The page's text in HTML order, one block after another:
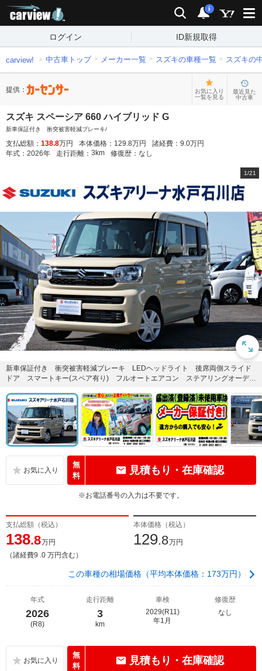
検索 通知
i
ログイン ID新規取得
carview! 中古車トップ メーカー一覧 スズキの車種一覧 スズキの
提供：
お気に入り
一覧を見る
最近見た
中古車
スズキ スペーシア 660 ハイブリッド G
新車保証付き 衝突被害軽減ブレーキ/
支払総額： 138.8万円 本体価格： 129.8万円 諸経費： 9.0万円
年式： 2026年 走行距離： 3 km 修復歴： なし
1/21
新車保証付き 衝突被害軽減ブレーキ LEDヘッドライト 後席両側スライド
ドア スマートキー(スペア有り) フルオートエアコン ステアリングオーディ
無
料
見積もり・在庫確認
※お電話番号の入力は不要です。
支払総額（税込）
138.8万円
（諸経費9 .0 万円含む）
本体価格（税込）
129.8万円
この車種の相場価格（平均本体価格：173万円）
年式
2026
(R8)
走行距離
3
km
車検
2029(R11)
年1月
修復歴
なし
無
料
見積もり・在庫確認